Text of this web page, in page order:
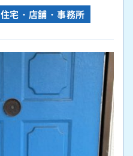
住宅・店舗・事務所